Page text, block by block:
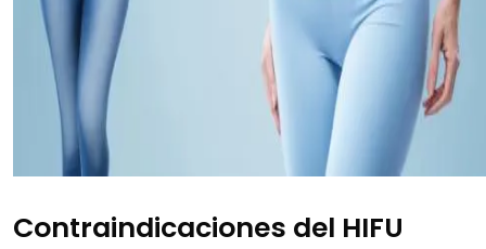
Contraindicaciones del HIFU